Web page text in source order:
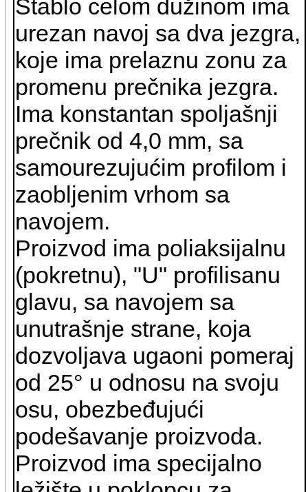
Stablo celom dužinom ima
urezan navoj sa dva jezgra,
koje ima prelaznu zonu za
promenu prečnika jezgra.
Ima konstantan spoljašnji
prečnik od 4,0 mm, sa
samourezujućim profilom i
zaobljenim vrhom sa
navojem.
Proizvod ima poliaksijalnu
(pokretnu), "U" profilisanu
glavu, sa navojem sa
unutrašnje strane, koja
dozvoljava ugaoni pomeraj
od 25° u odnosu na svoju
osu, obezbeđujući
podešavanje proizvoda.
Proizvod ima specijalno